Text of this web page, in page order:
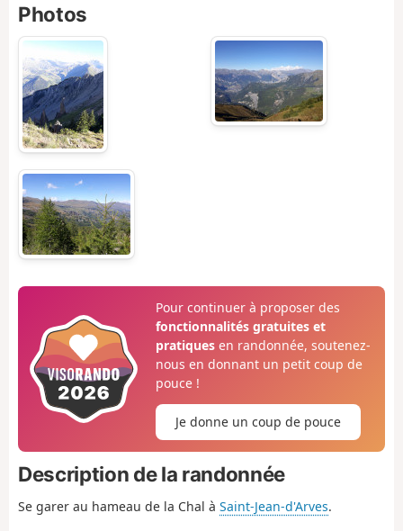
Photos
Pour continuer à proposer des
fonctionnalités gratuites et
pratiquesen randonnée, soutenez-
nous en donnant un petit coup de
pouce !
Je donne un coup de pouce
Description de la randonnée
Se garer au hameau de la Chal à Saint-Jean-d'Arves.